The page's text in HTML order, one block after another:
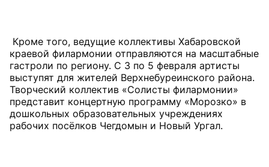
Кроме того, ведущие коллективы Хабаровской
краевой филармонии отправляются на масштабные
гастроли по региону. С 3 по 5 февраля артисты
выступят для жителей Верхнебуреинского района.
Творческий коллектив «Солисты филармонии»
представит концертную программу «Морозко» в
дошкольных образовательных учреждениях
рабочих посёлков Чегдомын и Новый Ургал.